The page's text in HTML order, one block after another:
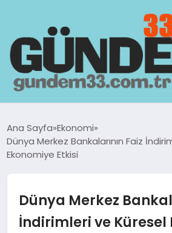
GÜNDEM
SAĞLIK
Ana Sayfa Ekonomi
Dünya Merkez Bankalarının Faiz
Ekonomiye Etkisi
Dünya Merkez
İndirimleri ve Küresel